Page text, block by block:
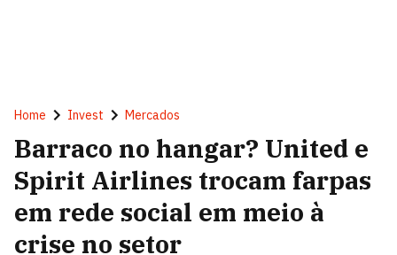
Home Invest Mercados
Barraco no hangar? United e
Spirit Airlines trocam farpas
em rede social em meio à
crise no setor